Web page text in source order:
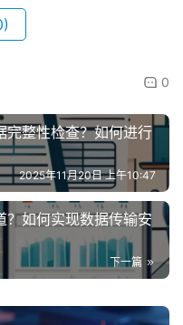
0
完整性检查？如何进行
2025年11月20日 上午10:47
？如何实现数据传输安
下一篇